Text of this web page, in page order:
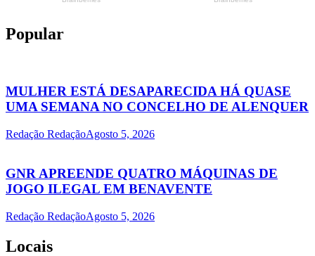
Popular
MULHER ESTÁ DESAPARECIDA HÁ QUASE
UMA SEMANA NO CONCELHO DE ALENQUER
Redação RedaçãoAgosto 5, 2026
GNR APREENDE QUATRO MÁQUINAS DE
JOGO ILEGAL EM BENAVENTE
Redação RedaçãoAgosto 5, 2026
Locais